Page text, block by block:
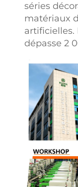
séries
matériaux
dépasse 2